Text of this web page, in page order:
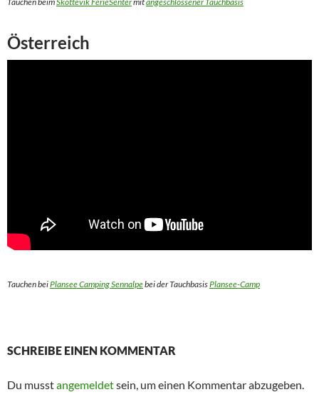
Österreich
Tauchen beiPlansee Camping Sennalpebei der TauchbasisPlansee-Camp
SCHREIBE EINEN KOMMENTAR
Du musstangemeldetsein, um einen Kommentar abzugeben.